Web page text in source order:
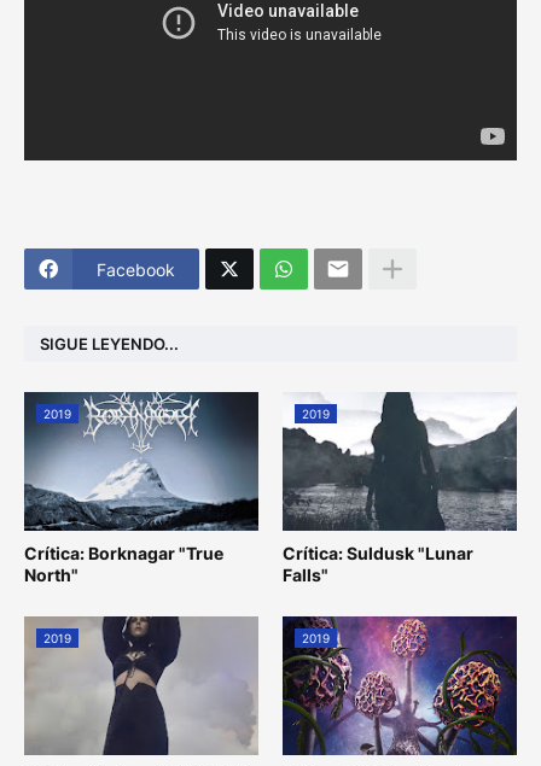
Facebook
SIGUE LEYENDO...
2019
Crítica: Borknagar "True
North"
2019
Crítica: Suldusk "Lunar
Falls"
2019 2019